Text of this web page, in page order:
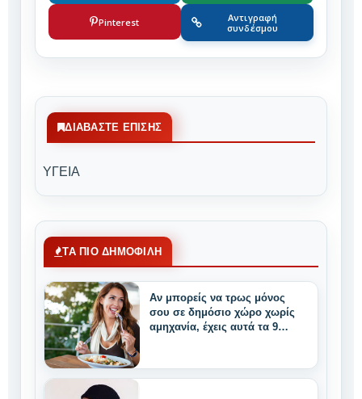
Pinterest
Αντιγραφή
συνδέσμου
ΔΙΑΒΆΣΤΕ ΕΠΊΣΗΣ
ΥΓΕΙΑ
ΤΑ ΠΙΟ ΔΗΜΟΦΙΛΗ
Αν μπορείς να τρως μόνος
σου σε δημόσιο χώρο χωρίς
αμηχανία, έχεις αυτά τα 9